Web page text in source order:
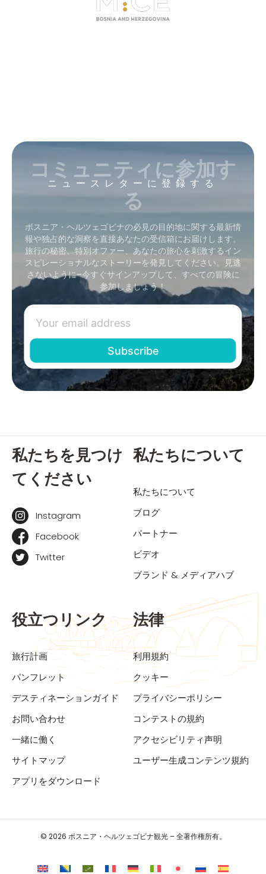
ニュースレターに登録する
コミュニティに参加す
る
ボスニア・ヘルツェゴビナの必見の目的地に関する最新情
報や独占的な洞察を直接あなたの受信箱にお届けします。
旅行の秘密、特別オファー、あなたの旅心を刺激するイン
スピレーショナルなストーリーを発見してください。見逃
さないように–今すぐサインアップして、すべての冒険に
参加しましょう！
私たちを見つけ
てください
Instagram
Facebook
Twitter
私たちについて
私たちについて
ブログ
パートナー
ビデオ
ブランド & メディアハブ
役立つリンク
旅行計画
パンフレット
デスティネーションガイド
お問い合わせ
一緒に働く
サイトマップ
アプリをダウンロード
法律
利用規約
クッキー
プライバシーポリシー
コンテストの規約
アクセシビリティ声明
ユーザー生成コンテンツ規約
© 2026 ボスニア・ヘルツェゴビナ観光 – 全著作権所有。